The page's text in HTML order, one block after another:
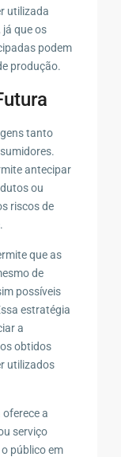
utilizada
que os
podem
produção.
tanto
antecipar
ou
riscos de
que as
de
possíveis
estratégia
a
obtidos
utilizados
a
serviço
público em